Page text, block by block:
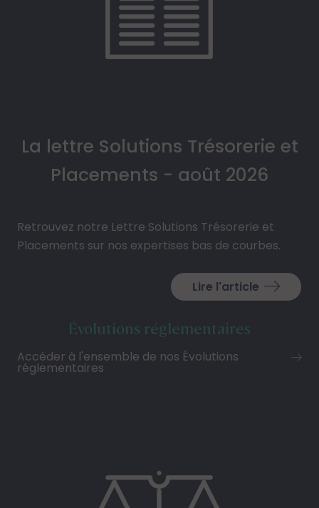
La lettre Solutions Trésorerie et
Placements - août 2026
Retrouvez notre Lettre Solutions Trésorerie et
Placements sur nos expertises bas de courbes.
Lire l'article
Évolutions réglementaires
Accéder à l'ensemble de nos Évolutions
réglementaires